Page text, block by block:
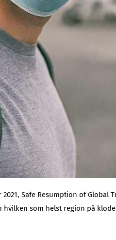
Safe Resumption of
som helst region på